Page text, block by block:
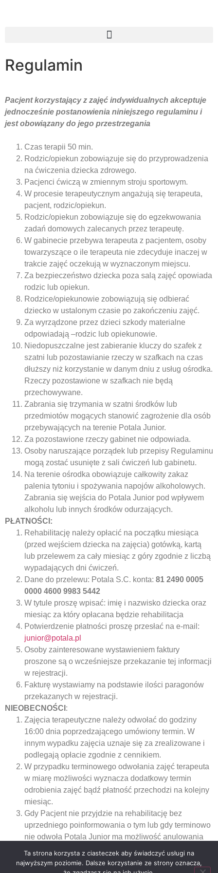
Regulamin
Pacjent korzystający z zajęć indywidualnych akceptuje
jednocześnie postanowienia niniejszego regulaminu i
jest obowiązany do jego przestrzegania
Czas terapii 50 min.
Rodzic/opiekun zobowiązuje się do przyprowadzenia
na ćwiczenia dziecka zdrowego.
Pacjenci ćwiczą w zmiennym stroju sportowym.
W procesie terapeutycznym angażują się terapeuta,
pacjent, rodzic/opiekun.
Rodzic/opiekun zobowiązuje się do egzekwowania
zadań domowych zalecanych przez terapeutę.
W gabinecie przebywa terapeuta z pacjentem, osoby
towarzyszące o ile terapeuta nie zdecyduje inaczej w
trakcie zajęć oczekują w wyznaczonym miejscu.
Za bezpieczeństwo dziecka poza salą zajęć opowiada
rodzic lub opiekun.
Rodzice/opiekunowie zobowiązują się odbierać
dziecko w ustalonym czasie po zakończeniu zajęć.
Za wyrządzone przez dzieci szkody materialne
odpowiadają –rodzic lub opiekunowie.
Niedopuszczalne jest zabieranie kluczy do szafek z
szatni lub pozostawianie rzeczy w szafkach na czas
dłuższy niż korzystanie w danym dniu z usług ośrodka.
Rzeczy pozostawione w szafkach nie będą
przechowywane.
Zabrania się trzymania w szatni środków lub
przedmiotów mogących stanowić zagrożenie dla osób
przebywających na terenie Potala Junior.
Za pozostawione rzeczy gabinet nie odpowiada.
Osoby naruszające porządek lub przepisy Regulaminu
mogą zostać usunięte z sali ćwiczeń lub gabinetu.
Na terenie ośrodka obowiązuje całkowity zakaz
palenia tytoniu i spożywania napojów alkoholowych.
Zabrania się wejścia do Potala Junior pod wpływem
alkoholu lub innych środków odurzających.
PŁATNOŚCI:
Rehabilitację należy opłacić na początku miesiąca
(przed wejściem dziecka na zajęcia) gotówką, kartą
lub przelewem za cały miesiąc z góry zgodnie z liczbą
wypadających dni ćwiczeń.
Dane do przelewu: Potala S.C. konta: 81 2490 0005
0000 4600 9983 5442
W tytule proszę wpisać: imię i nazwisko dziecka oraz
miesiąc za który opłacana będzie rehabilitacja
Potwierdzenie płatności proszę przesłać na e-mail:
junior@potala.pl
Osoby zainteresowane wystawieniem faktury
proszone są o wcześniejsze przekazanie tej informacji
w rejestracji.
Fakturę wystawiamy na podstawie ilości paragonów
przekazanych w rejestracji.
NIEOBECNOŚCI :
Zajęcia terapeutyczne należy odwołać do godziny
16:00 dnia poprzedzającego umówiony termin. W
innym wypadku zajęcia uznaje się za zrealizowane i
podlegają opłacie zgodnie z cennikiem.
W przypadku terminowego odwołania zajęć terapeuta
w miarę możliwości wyznacza dodatkowy termin
odrobienia zajęć bądź płatność przechodzi na kolejny
miesiąc.
Gdy Pacjent nie przyjdzie na rehabilitację bez
uprzedniego poinformowania o tym lub gdy terminowo
nie odwoła Potala Junior ma możliwość anulowania
Ta strona korzysta z ciasteczek aby świadczyć usługi na
najwyższym poziomie. Dalsze korzystanie ze strony oznacza,